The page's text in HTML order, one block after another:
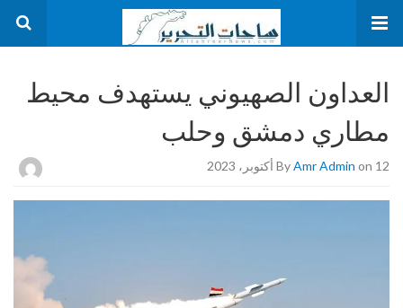
العداون الصهيوني يستهدف محيط
مطاري دمشق وحلب
ByAmr Admin on 12 أكتوبر، 2023